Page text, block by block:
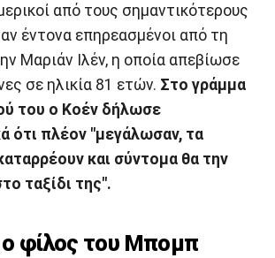
από τους σημαντικότερους
έντονα επηρεασμένοι από τη
Μαριάν Ιλέν, η οποία απεβίωσε
σε ηλικία 81 ετών. Στο γράμμα
του ο Κοέν δήλωσε
ότι πλέον "μεγάλωσαν, τα
και σύντομα θα την
ταξίδι της".
ο φίλος του Μπομπ